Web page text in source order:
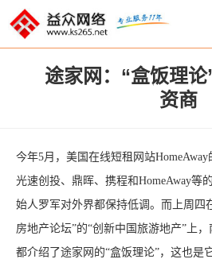
途家网：“盒饭理
资商
今年5月，美国在线短租网站
光速创投、鼎晖、携程和HomeAway等
始人罗军对外界都保持低调。而上周四
房地产论坛”的“创新中国旅游地产”上
都介绍了途家网的“盒饭理论”，这也是